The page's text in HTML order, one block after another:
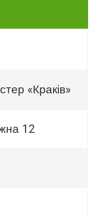
«Краків»
12